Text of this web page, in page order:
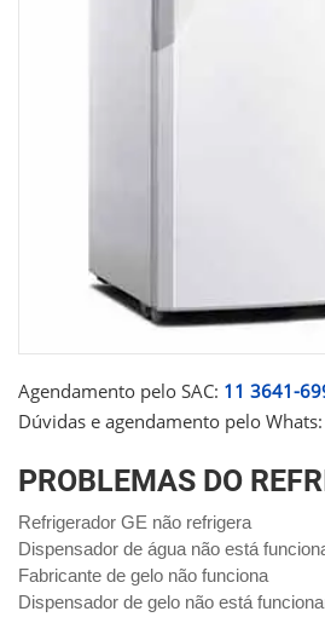
Agendamento pelo SAC: 11 3641-
Dúvidas e agendamento pelo Whats:
PROBLEMAS DO
Refrigerador GE não refrigera
Dispensador de água não está
Fabricante de gelo não funciona
Dispensador de gelo não está